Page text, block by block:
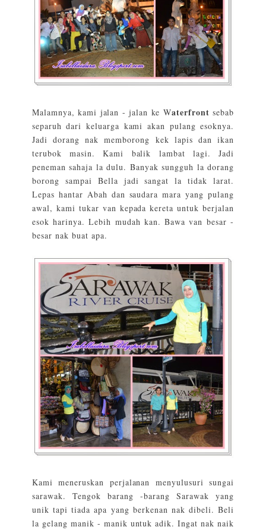
Malamnya, kami jalan - jalan ke Waterfrontsebab
separuh dari keluarga kami akan pulang esoknya.
Jadi dorang nak memborong kek lapis dan ikan
terubok masin. Kami balik lambat lagi. Jadi
peneman sahaja la dulu. Banyak sungguh la dorang
borong sampai Bella jadi sangat la tidak larat.
Lepas hantar Abah dan saudara mara yang pulang
awal, kami tukar van kepada kereta untuk berjalan
esok harinya. Lebih mudah kan. Bawa van besar -
besar nak buat apa.
Kami meneruskan perjalanan menyulusuri sungai
sarawak. Tengok barang -barang Sarawak yang
unik tapi tiada apa yang berkenan nak dibeli. Beli
la gelang manik - manik untuk adik. Ingat nak naik